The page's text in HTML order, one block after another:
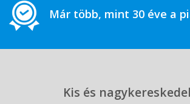
Már több, mint 30 éve a
Kis és